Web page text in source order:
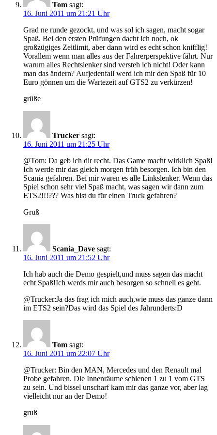
Tom sagt:
16. Juni 2011 um 21:21 Uhr
Grad ne runde gezockt, und was sol ich sagen, macht sogar
Spaß. Bei den ersten Prüfungen dacht ich noch, ok
großzügiges Zeitlimit, aber dann wird es echt schon knifflig!
Vorallem wenn man alles aus der Fahrerperspektive fährt. Nur
warum alles Rechtslenker sind versteh ich nicht! Oder kann
man das ändern? Aufjedenfall werd ich mir den Spaß für 10
Euro gönnen um die Wartezeit auf GTS2 zu verkürzen!
grüße
Trucker sagt:
16. Juni 2011 um 21:25 Uhr
@Tom: Da geb ich dir recht. Das Game macht wirklich Spaß!
Ich werde mir das gleich morgen früh besorgen. Ich bin den
Scania gefahren. Bei mir waren es alle Linkslenker. Wenn das
Spiel schon sehr viel Spaß macht, was sagen wir dann zum
ETS2!!!??? Was bist du für einen Truck gefahren?
Gruß
Scania_Dave sagt:
16. Juni 2011 um 21:52 Uhr
Ich hab auch die Demo gespielt,und muss sagen das macht
echt Spaß!Ich werds mir auch besorgen so schnell es geht.
@Trucker:Ja das frag ich mich auch,wie muss das ganze dann
im ETS2 sein?Das wird das Spiel des Jahrunderts:D
Tom sagt:
16. Juni 2011 um 22:07 Uhr
@Trucker: Bin den MAN, Mercedes und den Renault mal
Probe gefahren. Die Innenräume schienen 1 zu 1 vom GTS
zu sein. Und bissel unscharf kam mir das ganze vor, aber lag
vielleicht nur an der Demo!
gruß